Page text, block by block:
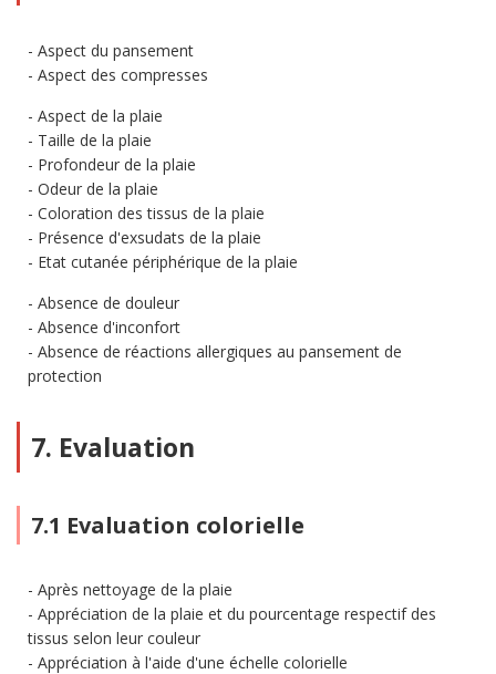
Aspect du pansement
Aspect des compresses
Aspect de la plaie
Taille de la plaie
Profondeur de la plaie
Odeur de la plaie
Coloration des tissus de la plaie
Présence d'exsudats de la plaie
Etat cutanée périphérique de la plaie
Absence de douleur
Absence d'inconfort
Absence de réactions allergiques au pansement de
protection
7. Evaluation
7.1 Evaluation colorielle
Après nettoyage de la plaie
Appréciation de la plaie et du pourcentage respectif des
tissus selon leur couleur
Appréciation à l'aide d'une échelle colorielle